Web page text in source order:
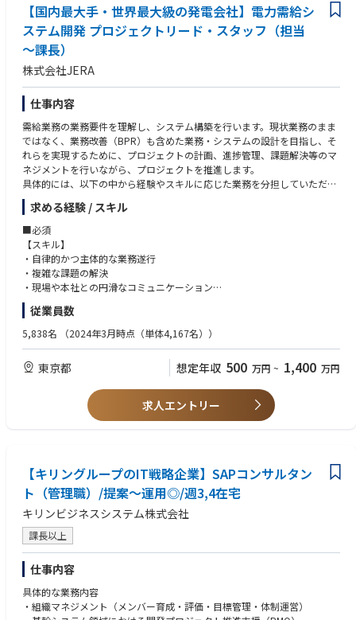
【本ポジションの魅力】
■医療を支えるサービスの信頼性と継続性に直接貢献できる
当社は、医療に関わる情報やシステムを取り扱い、医療現場を支えるサー
ビスを提供しています。
情報セキュリティやIT統制は、規程への適合や監査対応だけを目的とする
ものではありません。システムとサービスを安定して提供し、医療機関や
医師をはじめとするステークホルダーからの信頼を維持するための重要な
事業基盤です。
本ポジションでは、IT統制・情報セキュリティの仕組みを通じて、医療サ
ービスの信頼性、安定性、事業継続性の向上に貢献できます。
■IT統制から情報セキュリティ対応までを一貫して経験できる
特定の認証制度や監査対応だけに限定されず、IT統制、情報セキュリティ
マネジメント、インシデント対応、セキュリティ監視、リスク評価、教
制活動による監視・評価後、指摘して終わりではなく、必要ならば新たな
統制活動の設計や情報セキュリティ対応の推進のリードなどのアクション
も担っていただきます。現状はその一環として、CSIRT、SOCの体制など
がミッションとして存在します
個別の統制活動を点として運用するのではなく、全社的なITガバナンスの
仕組みづくりの経験を得られます。
■事業スピードとリスク管理を両立する仕組みを作ることが可能
統制を強化することだけが目的ではありません。
事業部門やシステム・開発部門の業務実態を理解し、事業やサービスの成
長を妨げることなく、必要なリスクを適切に管理できるルールやプロセス
を設計していただきます。
「禁止する」「承認を増やす」という方法に偏らず、事業部門が実行可能
で、継続的に運用できる統制のあり方を追求できます。
IT統制・情報セキュリティは、一つの部門だけで完結する業務ではありま
せん。
経営層、事業部門、システム・開発部門、インフラ部門、管理部門、外部
専門家など、立場や専門性の異なる関係者と連携しながら、全社的な方針
を具体的な運用へ落とし込みます。
経営上のリスクと現場の実行可能性の双方を踏まえて、組織横断で合意形
成する経験を積むことができます。
【担当プロジェクト例】
ご経験や適性、入社時点での社内優先順位を踏まえ、担当プロジェクトを
決定します。複数のプロジェクトを並行して担当いただく可能性がありま
す。
■部門横断の業務プロセス改革
複数部門にまたがる業務について、現行プロセスや役割分担を可視化し、
重複作業、属人化、情報連携上の課題を特定します。関係部門との合意形
成を行いながら、あるべき業務フロー、管理指標、運用体制を設計し、必
要に応じてシステムの導入・改修まで推進します。
■全社共通の業務基盤・基幹システムの整備
部門ごとに個別最適化された業務やシステムを整理し、全社共通で利用す
を推進します。
■既存システム・SaaSの整理と業務基盤の再構築
既存の情報システムやSaaSについて、利用目的、利用状況、業務上の役
割、重複機能などを整理します。
システムの統合、廃止、置き換え、データ連携などを含む全体最適化方針
を策定し、段階的な移行を推進します。
全社共通の業務基盤・基幹システムの整備等を通じて各部門に分散してい
る業務データや管理指標を整理し、経営層や部門責任者が適切な意思決定
を行える情報基盤の構築を推進します。必要なデータの定義、業務上の入
力・更新プロセスの整備、データ可視化、管理指標の設計、運用定着まで
を関係部門とともに進めます。
の知見・経験を活用し、ビジネス部門および本部各部のDX推進を支援・牽
引しています。
【職場環境】
当部はキャリア採用の社員が多数活躍しています。在宅勤務や時差勤務な
ども利用可能です。
【参照記事】
当部門に所属するキャリア入行社員のインタビュー記事になります。
・データ戦略の全体感について
https://www.mysite.bk.mufg.jp/career/crosstalk/03/
・データマネジメント領域について
https://www.mufg.jp/profile/strategy/dx/articles/0131/
【弊社独占インタビュー】
執行役員 CDO 兼 デジタル戦略統括部長の江見 盛人氏へ独占インタビュー
を実施いたしました。
全社として目指すデータドリブン経営の姿やデジタル戦略統括部にジョイ
ンする醍醐味についてお話いただきましたので、ぜひご一読ください。
https://www.jac-recruitment.jp/company/bk.mufg/interview01/
・銀行業務経験、又は、金融機関のプロジェクトに参画した経験
【国内最大手・世界最大級の発電会社】電力需給シ
ステム開発 プロジェクトリード・スタッフ（担当
～課長）
株式会社JERA
仕事内容
需給業務の業務要件を理解し、システム構築を行います。現状業務のまま
ではなく、業務改善（BPR）も含めた業務・システムの設計を目指し、そ
れらを実現するために、プロジェクトの計画、進捗管理、課題解決等のマ
ネジメントを行いながら、プロジェクトを推進します。
具体的には、以下の中から経験やスキルに応じた業務を分担していただく
予定です。
■PMやPMO
システム化企画・システム化計画・プロジェクト立ち上げ・プロジェクト
マネジメント
・業務系
・ICT系
システム要件定義・詳細設計支援・スクラムマスター・総合テスト・プロ
グラム品質管理・ベンダーマネジメント・エクセルツール解析/作成・プ
ログラム作成（一部のプロジェクトのみ※）など
■プロジェクト例：
例１：最適化エンジン開発（販売電力量に合わせた火力発電機の最適運
発電販売計画の提出、入札・約定結果の取得などを行うシステム）
例３：作業停止管理システム開発（発電・燃料設備等の作業計画・容量
停止計画を申請および管理するシステム）
例４：需給ビジネスプラットフォーム開発（300個以上のエクセルツー
ル・帳票を東西業務の統合・効率化（BPR）するシステム群）
・その他、直属の上長の命ずる業務
・会社の定める業務
【ポジションの魅力】
当社は日本の1/3の電力を供給する日本最大の発電事業者であり（26カ
所の発電所を保有）、その火力発電所の発電販売計画を作り、電力取引業
求める経験 / スキル
■必須
【スキル】
・自律的かつ主体的な業務遂行
・複雑な課題の解決
・現場や本社との円滑なコミュニケーション
【マインド】
・ミッションクリティカルな業務基盤を支える使命感
【共通】
・プロジェクトマネジメント
・電力需給・制度・市場に関する知見
・業務改革（BPR）
【ICT系】
・電力需給・取引システム開発
・システム要件定義・基本設計・詳細設計
・スクラムマスター
・プログラミング（各種言語）
・最適化エンジン（Gurobi、CPLEX、Xpressなど）
従業員数
5,838名 （2024年3月時点（単体4,167名））
東京都 想定年収 500 万円 ~ 1,400 万円
求人エントリー
【キリングループのIT戦略企業】SAPコンサルタン
ト（管理職）/提案～運用◎/週3,4在宅
キリンビジネスシステム株式会社
課長以上
仕事内容
具体的な業務内容
・組織マネジメント（メンバー育成・評価・目標管理・体制運営）